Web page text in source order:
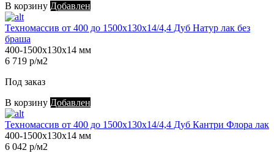
В корзину Добавлен
Техномассив от 400 до 1500х130х14/4,4 Дуб Натур лак без
браша
400-1500х130х14 мм
6 719 р/м2
Под заказ
В корзину Добавлен
Техномассив от 400 до 1500х130х14/4,4 Дуб Кантри Флора лак
400-1500х130х14 мм
6 042 р/м2